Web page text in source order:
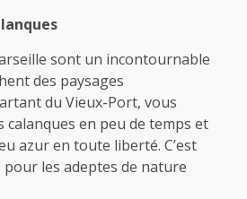
sont un incontournable
des paysages
du Vieux-Port, vous
calanques en peu de temps et
azur en toute liberté. C’est
les adeptes de nature